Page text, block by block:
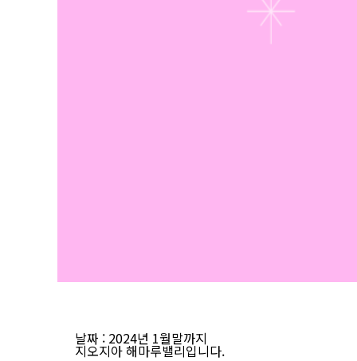
날짜 : 2024년 1월말까지
지오지아 해마루밸리입니다.